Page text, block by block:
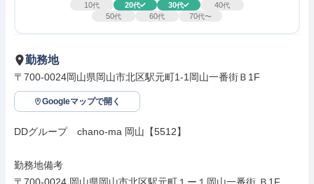
10代 20代 30代 40代
50代 60代 70代〜
勤務地
〒700-0024岡山県岡山市北区駅元町1-1岡山一番街Ｂ1F
Googleマップで開く
DDグループ　chano-ma 岡山【5512】
勤務地備考